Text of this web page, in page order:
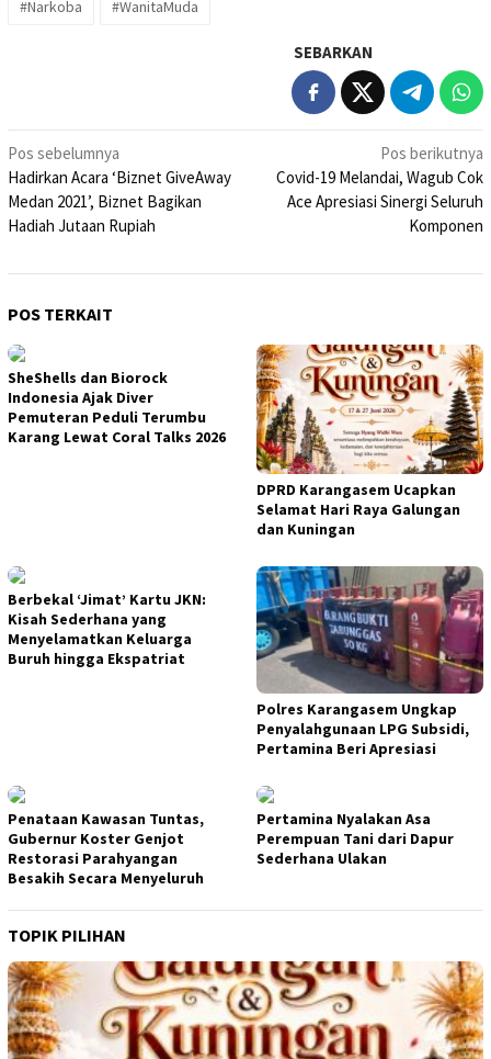
#Narkoba #WanitaMuda
SEBARKAN
Navigasi
pos
Pos sebelumnya
Hadirkan Acara ‘Biznet GiveAway
Medan 2021’, Biznet Bagikan
Hadiah Jutaan Rupiah
Pos berikutnya
Covid-19 Melandai, Wagub Cok
Ace Apresiasi Sinergi Seluruh
Komponen
POS TERKAIT
SheShells dan Biorock
Indonesia Ajak Diver
Pemuteran Peduli Terumbu
Karang Lewat Coral Talks 2026
DPRD Karangasem Ucapkan
Selamat Hari Raya Galungan
dan Kuningan
Berbekal ‘Jimat’ Kartu JKN:
Kisah Sederhana yang
Menyelamatkan Keluarga
Buruh hingga Ekspatriat
Polres Karangasem Ungkap
Penyalahgunaan LPG Subsidi,
Pertamina Beri Apresiasi
Penataan Kawasan Tuntas,
Gubernur Koster Genjot
Restorasi Parahyangan
Besakih Secara Menyeluruh
Pertamina Nyalakan Asa
Perempuan Tani dari Dapur
Sederhana Ulakan
TOPIK PILIHAN